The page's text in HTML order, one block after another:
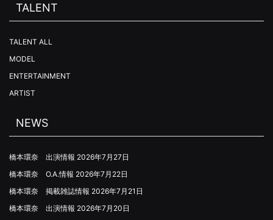
TALENT
TALENT ALL
MODEL
ENTERTAINMENT
ARTIST
NEWS
橋本環奈 出演情報 2026年7月27日
橋本環奈 O.A.情報 2026年7月22日
橋本環奈 掲載雑誌情報 2026年7月21日
橋本環奈 出演情報 2026年7月20日